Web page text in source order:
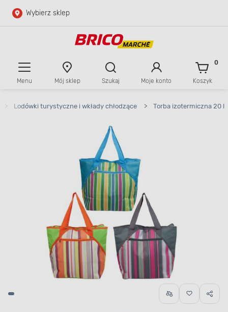
Przejdź do głównej zawartości
Wybierz sklep
Menu Mój sklep Szukaj Moje konto Koszyk
0
> Lodówki turystyczne i wkłady chłodzące > Torba izotermiczna 20 l